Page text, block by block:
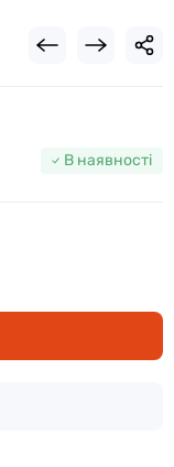
В наявності